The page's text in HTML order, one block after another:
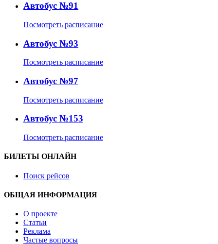
Автобус №91
Посмотреть расписание
Автобус №93
Посмотреть расписание
Автобус №97
Посмотреть расписание
Автобус №153
Посмотреть расписание
БИЛЕТЫ ОНЛАЙН
Поиск рейсов
ОБЩАЯ ИНФОРМАЦИЯ
О проекте
Статьи
Реклама
Частые вопросы